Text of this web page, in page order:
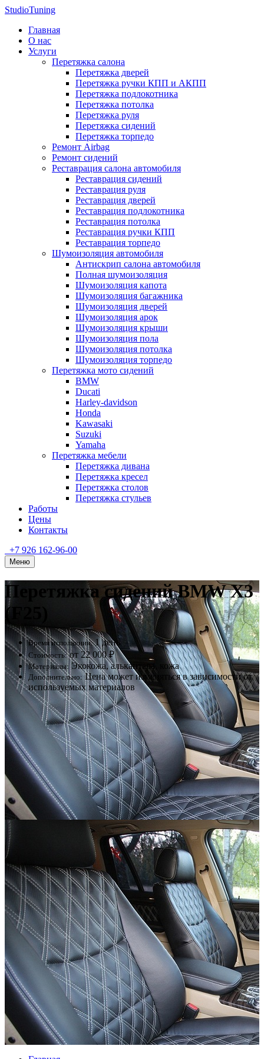
StudioTuning
Главная
О нас
Услуги
Перетяжка салона
Перетяжка дверей
Перетяжка ручки КПП и АКПП
Перетяжка подлокотника
Перетяжка потолка
Перетяжка руля
Перетяжка сидений
Перетяжка торпедо
Ремонт Airbag
Ремонт сидений
Реставрация салона автомобиля
Реставрация сидений
Реставрация руля
Реставрация дверей
Реставрация подлокотника
Реставрация потолка
Реставрация ручки КПП
Реставрация торпедо
Шумоизоляция автомобиля
Антискрип салона автомобиля
Полная шумоизоляция
Шумоизоляция капота
Шумоизоляция багажника
Шумоизоляция дверей
Шумоизоляция арок
Шумоизоляция крыши
Шумоизоляция пола
Шумоизоляция потолка
Шумоизоляция торпедо
Перетяжка мото сидений
BMW
Ducati
Harley-davidson
Honda
Kawasaki
Suzuki
Yamaha
Перетяжка мебели
Перетяжка дивана
Перетяжка кресел
Перетяжка столов
Перетяжка стульев
Работы
Цены
Контакты
+7 926 162-96-00
Меню
Перетяжка сидений BMW X3
(F25)
Время исполнения:1 день
Стоимость:от 22 000 ₽
Материалы:Экокожа, алькантара, кожа
Дополнительно:Цена может изменяться в зависимости от
используемых материалов